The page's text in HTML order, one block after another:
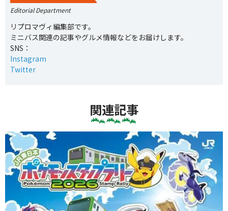
Editorial Department
リプロマヴィ編集部です。
ミニバス関連の記事やグルメ情報などをお届けします。
SNS：
Instagram
Twitter
関連記事